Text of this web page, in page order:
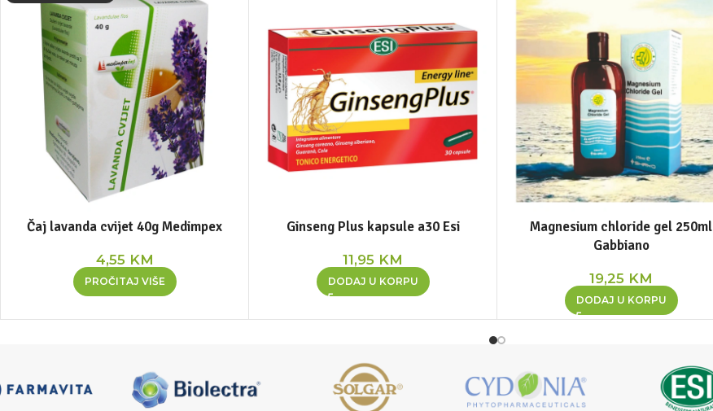
Čaj lavanda cvijet 40g Medimpex
4,55 KM
PROČITAJ VIŠE
Ginseng Plus kapsule a30 Esi
11,95 KM
DODAJ U KORPU
Magnesium chloride gel 250ml
Gabbiano
19,25 KM
DODAJ U KORPU